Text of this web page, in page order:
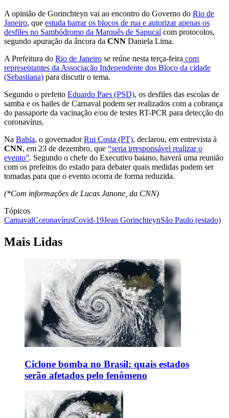
A opinião de Gorinchteyn vai ao encontro do Governo do Rio de
Janeiro, que estuda barrar os blocos de rua e autorizar apenas os
desfiles no Sambódromo da Marquês de Sapucaícom protocolos,
segundo apuração da âncora da CNN Daniela Lima.
A Prefeitura do Rio de Janeiro se reúne nesta terça-feira com
representantes da Associação Independente dos Bloco da cidade
(Sebastiana) para discutir o tema.
Segundo o prefeito Eduardo Paes (PSD), os desfiles das escolas de
samba e os bailes de Carnaval podem ser realizados com a cobrança
do passaporte da vacinação e/ou de testes RT-PCR para detecção do
coronavírus.
Na Bahia, o governadorRui Costa (PT), declarou, em entrevista à
CNN, em 23 de dezembro, que “seria irresponsável realizar o
evento”. Segundo o chefe do Executivo baiano, haverá uma reunião
com os prefeitos do estado para debater quais medidas podem ser
tomadas para que o evento ocorra de forma reduzida.
(*Com informações de Lucas Janone, da CNN)
Tópicos
CarnavalCoronavírusCovid-19Jean GorinchteynSão Paulo (estado)
Mais Lidas
Ciclone bomba no Brasil: quais estados
serão afetados pelo fenômeno